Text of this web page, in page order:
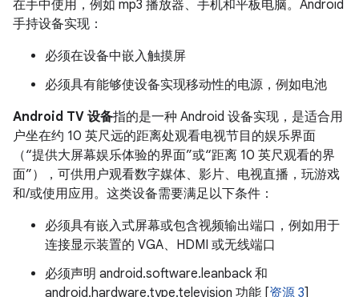
在手中使用，例如 mp3 播放器、手机和平板电脑。Android
手持设备实现：
必须在设备中嵌入触摸屏
必须具有能够使设备实现移动性的电源，例如电池
Android TV 设备指的是一种 Android 设备实现，是适合用
户坐在约 10 英尺远的距离处观看电视节目的娱乐界面
（“提供大屏幕娱乐体验的界面”或“距离 10 英尺观看的界
面”），可供用户观看数字媒体、影片、电视直播，玩游戏
和/或使用应用。这类设备需要满足以下条件：
必须具有嵌入式屏幕或包含视频输出端口，例如用于
连接显示装置的 VGA、HDMI 或无线端口
必须声明 android.software.leanback 和
android.hardware.type.television 功能 [资源 3]